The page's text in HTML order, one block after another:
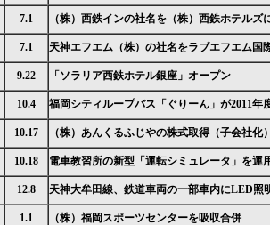
7.1 （株）西鉄インの社名を（株）西鉄ホテルズ
7.1 天神エフエム（株）の社名をラブエフエム国
9.22 「ソラリア西鉄ホテル銀座」オープン
10.4 福岡シティループバス「ぐりーん」が2011年
10.17 （株）あんくるふじやの株式取得（子会社化
10.18 電車教習所の新型「運転シミュレータ」を運
12.8 天神大牟田線、鉄道車両の一部車内にLED照
1.1 （株）福岡スポーツセンターを吸収合併